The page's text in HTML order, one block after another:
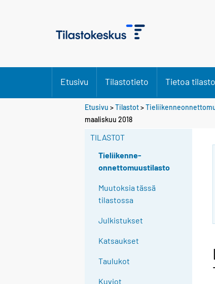
Etusivu Tilastotieto Tietoa
Etusivu >Tilastot>
maaliskuu 2018
TILASTOT
Tieliikenne-
onnettomuustilasto
Muutoksia tässä
tilastossa
Julkistukset
Katsaukset
Taulukot
Kuviot